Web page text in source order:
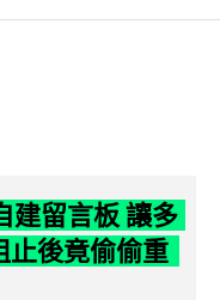
建留言板 讓多
止後竟偷偷重